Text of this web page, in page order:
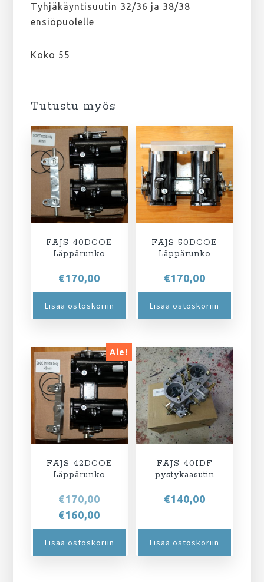
Tyhjäkäyntisuutin 32/36 ja 38/38
ensiöpuolelle
Koko 55
Tutustu myös
FAJS 40DCOE
Läppärunko
€170,00
Lisää ostoskoriin
FAJS 50DCOE
Läppärunko
€170,00
Lisää ostoskoriin
Ale!
FAJS 42DCOE
Läppärunko
€170,00Alkuperäinen
oli:
€170,00.
€160,00
hinta
on:
Lisää ostoskoriin
FAJS 40IDF
pystykaasutin
€140,00
Lisää ostoskoriin